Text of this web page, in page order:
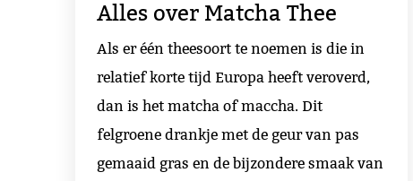
Alles over Matcha Thee
Als er één theesoort te noemen is die in
relatief korte tijd Europa heeft veroverd,
dan is het matcha of maccha. Dit
felgroene drankje met de geur van pas
gemaaid gras en de bijzondere smaak van